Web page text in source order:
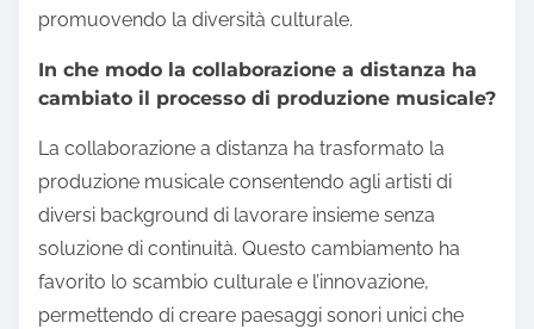
promuovendo la diversità culturale.
In che modo la collaborazione a distanza ha
cambiato il processo di produzione musicale?
La collaborazione a distanza ha trasformato la
produzione musicale consentendo agli artisti di
diversi background di lavorare insieme senza
soluzione di continuità. Questo cambiamento ha
favorito lo scambio culturale e l’innovazione,
permettendo di creare paesaggi sonori unici che